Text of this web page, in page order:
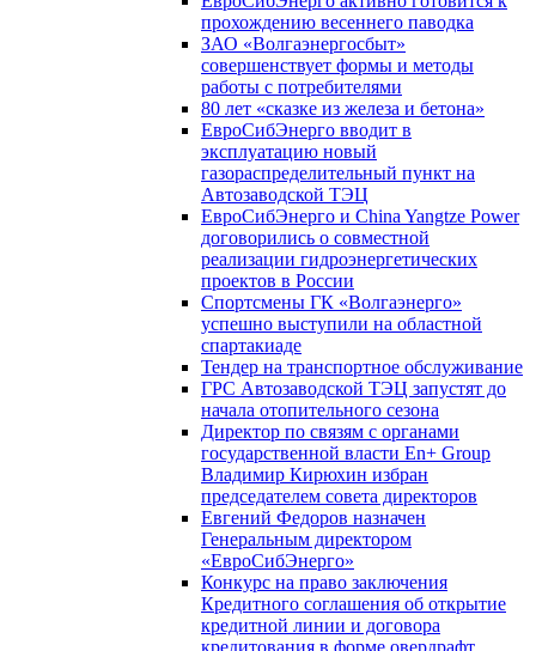
прохождению весеннего паводка
ЗАО «Волгаэнергосбыт»
совершенствует формы и методы
работы с потребителями
80 лет «сказке из железа и бетона»
ЕвроСибЭнерго вводит в
эксплуатацию новый
газораспределительный пункт на
Автозаводской ТЭЦ
ЕвроСибЭнерго и China Yangtze Power
договорились о совместной
реализации гидроэнергетических
проектов в России
Спортсмены ГК «Волгаэнерго»
успешно выступили на областной
спартакиаде
Тендер на транспортное обслуживание
ГРС Автозаводской ТЭЦ запустят до
начала отопительного сезона
Директор по связям с органами
государственной власти En+ Group
Владимир Кирюхин избран
председателем совета директоров
Евгений Федоров назначен
Генеральным директором
«ЕвроСибЭнерго»
Конкурс на право заключения
Кредитного соглашения об открытие
кредитной линии и договора